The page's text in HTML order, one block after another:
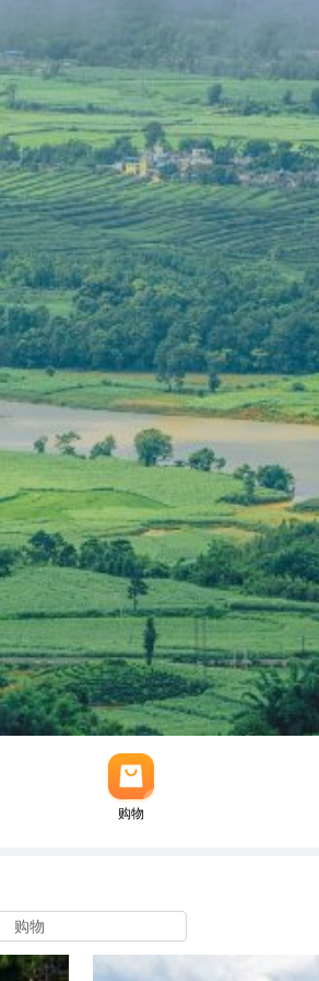
购物
购物